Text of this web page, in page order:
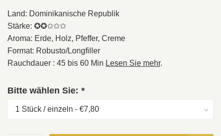
Land: Dominikanische Republik
Stärke: ✪✪✩✩✩
Aroma: Erde, Holz, Pfeffer, Creme
Format: Robusto/Longfiller
Rauchdauer : 45 bis 60 Min Lesen Sie mehr.
Bitte wählen Sie: *